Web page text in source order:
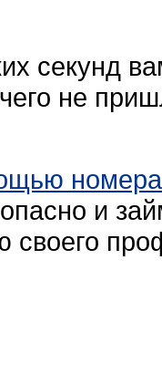
секунд
не
и
своего